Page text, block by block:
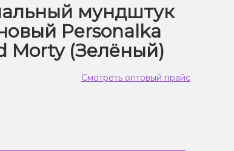
мундштук
Personalka
Morty (Зелёный)
Смотреть оптовый прайс